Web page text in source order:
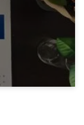
その3 型